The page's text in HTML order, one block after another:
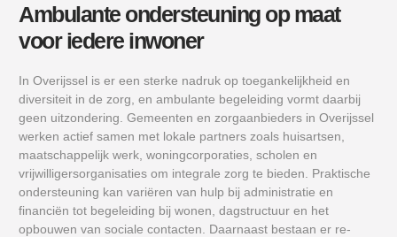
Ambulante ondersteuning op maat
voor iedere inwoner
In Overijssel is er een sterke nadruk op toegankelijkheid en
diversiteit in de zorg, en ambulante begeleiding vormt daarbij
geen uitzondering. Gemeenten en zorgaanbieders in Overijssel
werken actief samen met lokale partners zoals huisartsen,
maatschappelijk werk, woningcorporaties, scholen en
vrijwilligersorganisaties om integrale zorg te bieden. Praktische
ondersteuning kan variëren van hulp bij administratie en
financiën tot begeleiding bij wonen, dagstructuur en het
opbouwen van sociale contacten. Daarnaast bestaan er re-